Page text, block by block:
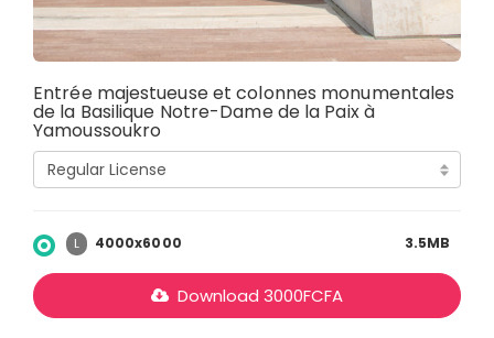
Entrée majestueuse et colonnes monumentales
de la Basilique Notre-Dame de la Paix à
Yamoussoukro
L 4000x6000 3.5MB
Download 3000FCFA